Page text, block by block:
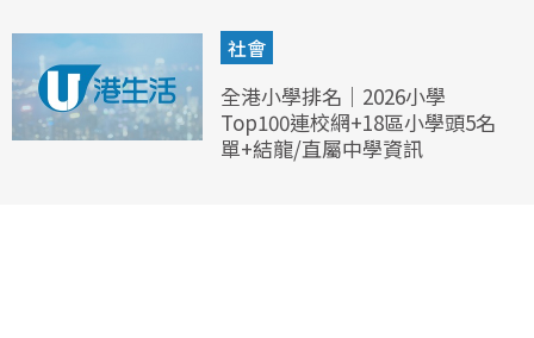
社會
全港小學排名｜2026小學
Top100連校網+18區小學頭5名
單+結龍/直屬中學資訊